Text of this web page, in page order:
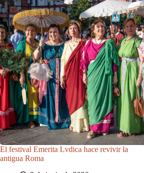
El festival Emerita Lvdica hace revivir la
antigua Roma